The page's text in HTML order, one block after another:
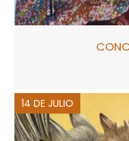
14 DE JULIO